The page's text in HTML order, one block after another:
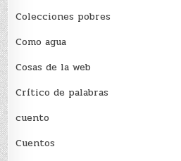
Colecciones pobres
Como agua
Cosas de la web
Crítico de palabras
cuento
Cuentos